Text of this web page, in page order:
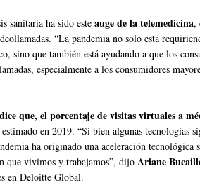
sanitaria ha sido este auge de la telemedicina,
“La pandemia no solo está
sino que también está ayudando a que los
especialmente a los consumidores
que, el porcentaje de visitas virtuales a
en 2019. “Si bien algunas tecnologías
ha originado una aceleración tecnológica
que vivimos y trabajamos”, dijo Ariane
en Deloitte Global.